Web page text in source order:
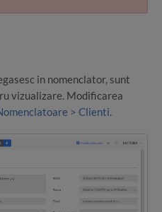
in nomenclator, sunt
vizualizare. Modificarea
> Clienti.